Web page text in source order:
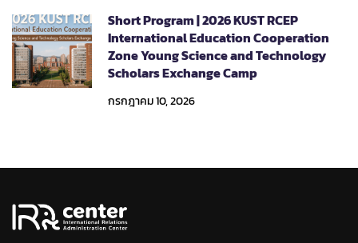
Short Program | 2026 KUST RCEP
International Education Cooperation
Zone Young Science and Technology
Scholars Exchange Camp
กรกฎาคม 10, 2026